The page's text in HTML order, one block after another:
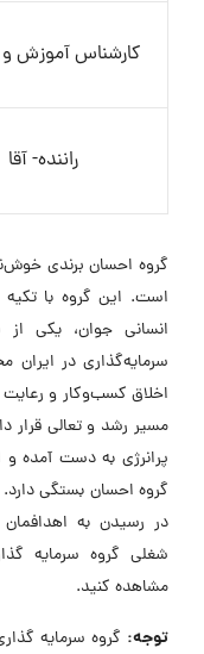
کارشناس آموزش
راننده- آقا
گروه احسان برندی
است. این گروه با
انسانی جوان، یکی از
سرمایه‌گذاری در
اخلاق کسب‌وکار و
مسیر رشد و تعالی قرار
پرانرژی به دست آمده
گروه احسان بستگی دارد.
در رسیدن به
شغلی گروه سرمایه
مشاهده کنید.
توجه: